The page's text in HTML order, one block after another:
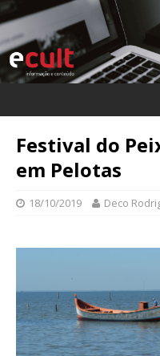
Festival do
em Pelotas
18/10/2019 Deco